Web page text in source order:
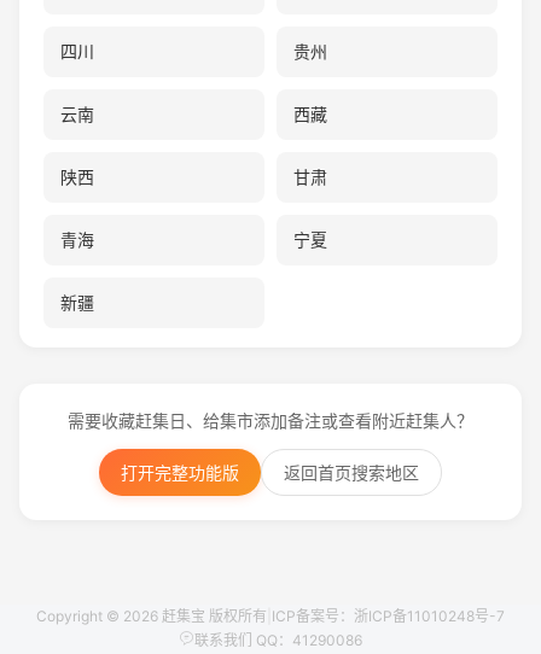
四川 贵州
云南 西藏
陕西 甘肃
青海 宁夏
新疆
需要收藏赶集日、给集市添加备注或查看附近赶集人？
打开完整功能版 返回首页搜索地区
Copyright © 2026 赶集宝 版权所有 ICP备案号：浙ICP备11010248号-7
联系我们 QQ：41290086